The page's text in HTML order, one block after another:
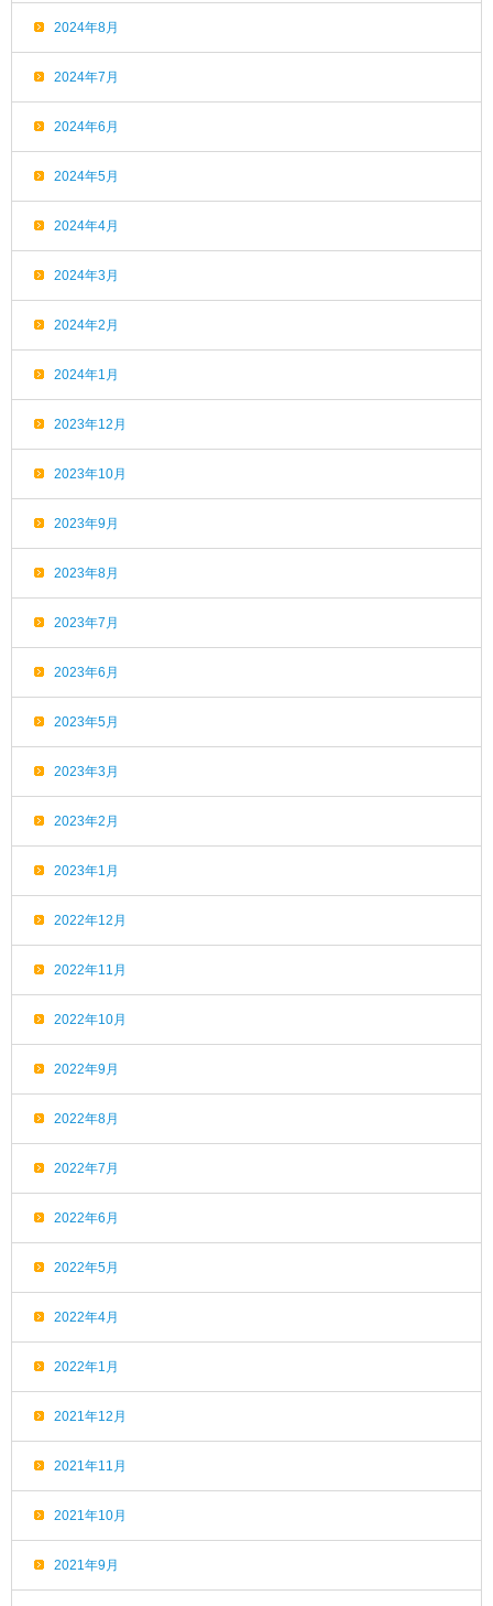
2024年8月
2024年7月
2024年6月
2024年5月
2024年4月
2024年3月
2024年2月
2024年1月
2023年12月
2023年10月
2023年9月
2023年8月
2023年7月
2023年6月
2023年5月
2023年3月
2023年2月
2023年1月
2022年12月
2022年11月
2022年10月
2022年9月
2022年8月
2022年7月
2022年6月
2022年5月
2022年4月
2022年1月
2021年12月
2021年11月
2021年10月
2021年9月